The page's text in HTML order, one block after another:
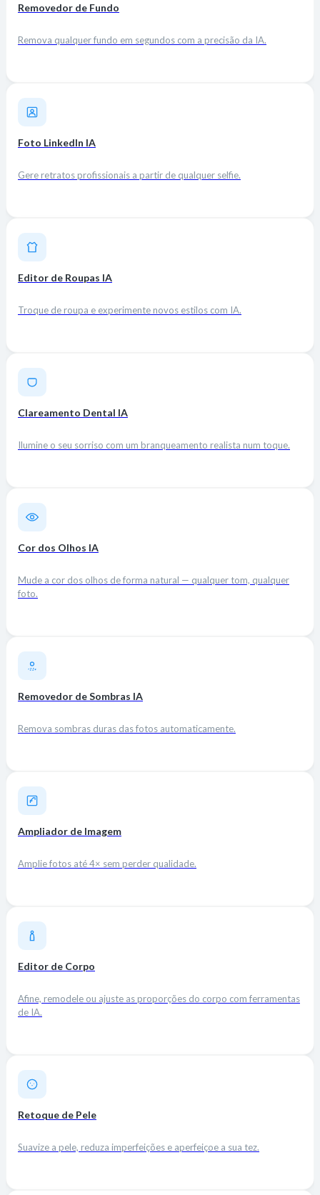
Removedor de Fundo
Remova qualquer fundo em segundos com a precisão da IA.
Foto LinkedIn IA
Gere retratos profissionais a partir de qualquer selfie.
Editor de Roupas IA
Troque de roupa e experimente novos estilos com IA.
Clareamento Dental IA
Ilumine o seu sorriso com um branqueamento realista num toque.
Cor dos Olhos IA
Mude a cor dos olhos de forma natural — qualquer tom, qualquer
foto.
Removedor de Sombras IA
Remova sombras duras das fotos automaticamente.
Ampliador de Imagem
Amplie fotos até 4× sem perder qualidade.
Editor de Corpo
Afine, remodele ou ajuste as proporções do corpo com ferramentas
de IA.
Retoque de Pele
Suavize a pele, reduza imperfeições e aperfeiçoe a sua tez.